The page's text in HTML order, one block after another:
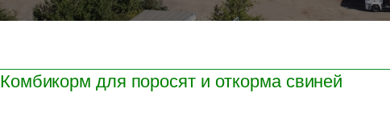
Комбикорм для поросят и откорма свиней